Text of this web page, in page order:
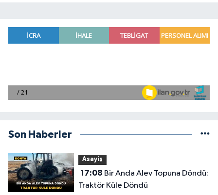
Son Haberler
Asayiş
17:08
Traktör Küle Döndü